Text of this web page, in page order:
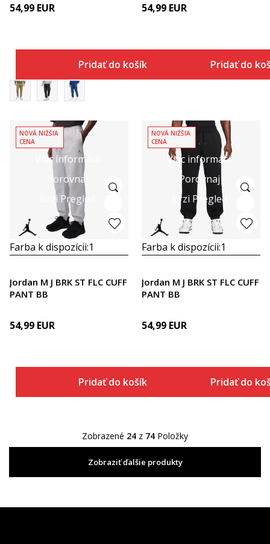
54,99 EUR
Pridať do košíka
54,99 EUR
Pridať do
Viac informácií
Porovnaj
Brzi Pregled
NOVÁ NIŽŠIA
CENA
Farba k dispozícii:1
Jordan M J BRK ST FLC CUFF
PANT BB
54,99 EUR
Pridať do košíka
Viac informácií
Porovnaj
Brzi Pregled
NOVÁ NIŽŠIA
CENA
Farba k dispozícii:1
Jordan M J BRK ST FLC CUFF
PANT BB
54,99 EUR
Pridať do
Zobrazené 24 z 74 Položky
Zobraziť ďalšie produkty